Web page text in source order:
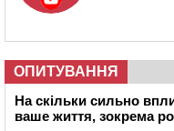
ОПИТУВАННЯ
На скільки сильно
ваше життя, зокрема